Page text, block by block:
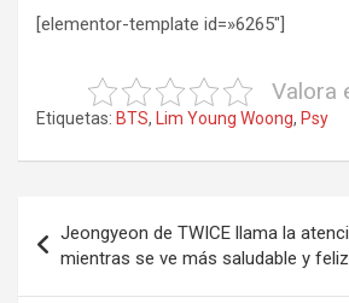
[elementor-template id=»6265″]
Valora
Etiquetas: BTS, Lim Young Woong, Psy
de
entradas
Jeongyeon de TWICE llama la
mientras se ve más saludable y feliz